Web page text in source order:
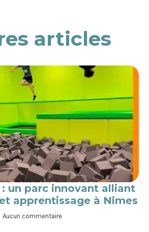
articles
: un parc innovant alliant
apprentissage à Nîmes
Aucun commentaire